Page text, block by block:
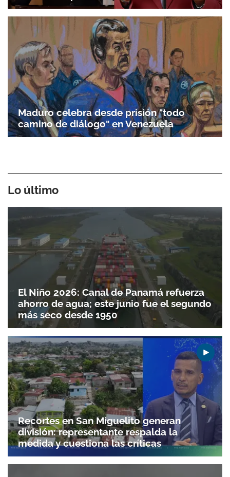
Maduro celebra desde prisión "todo
camino de diálogo" en Venezuela
Lo último
El Niño 2026: Canal de Panamá refuerza
ahorro de agua; este junio fue el segundo
más seco desde 1950
Recortes en San Miguelito generan
división: representante respalda la
medida y cuestiona las críticas